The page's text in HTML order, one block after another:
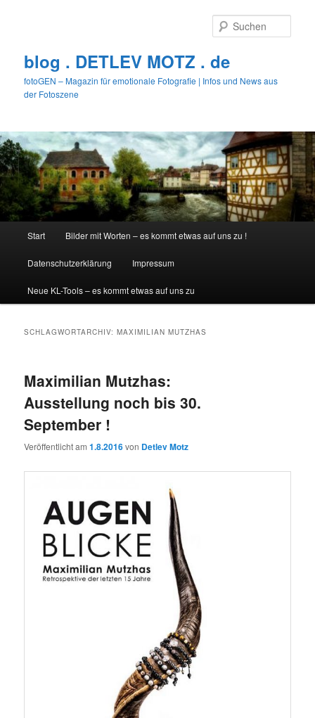
blog . DETLEV MOTZ . de
fotoGEN – Magazin für emotionale Fotografie | Infos und News aus
der Fotoszene
Start Bilder mit Worten – es kommt etwas auf uns zu !
Datenschutzerklärung Impressum
Neue KL-Tools – es kommt etwas auf uns zu
SCHLAGWORTARCHIV:MAXIMILIAN MUTZHAS
Maximilian Mutzhas:
Ausstellung noch bis 30.
September !
Veröffentlicht am1.8.2016von Detlev Motz